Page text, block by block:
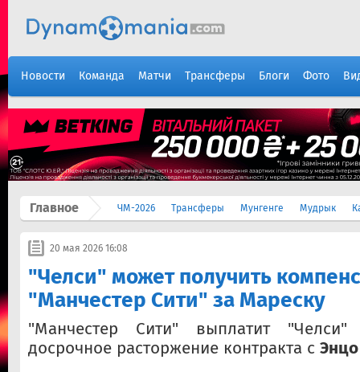
Новости Команда Матчи Трансферы Блоги Фото
Главное ЧМ-2026 Трансферы Мунгенге Мудрык
20 мая 2026 16:08
"Челси" может получить
"Манчестер Сити" за Мареску
"Манчестер Сити" выплатит
досрочное расторжение контракта с